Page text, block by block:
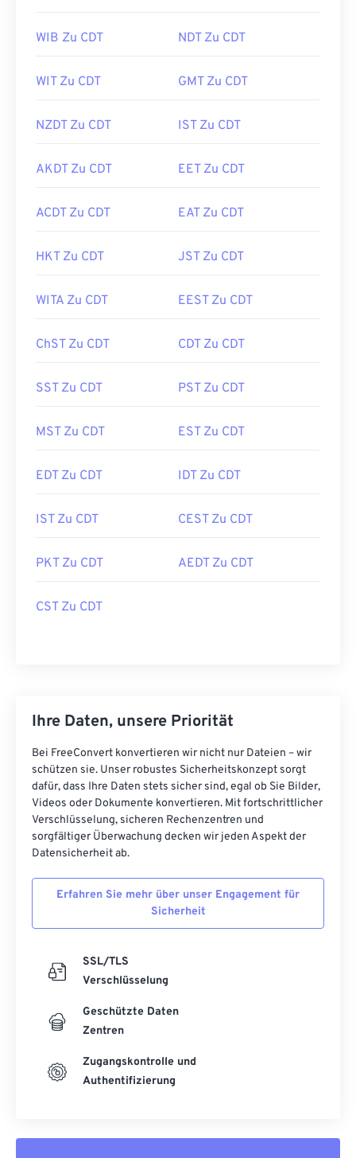
WIB Zu CDT NDT Zu CDT
WIT Zu CDT GMT Zu CDT
NZDT Zu CDT IST Zu CDT
AKDT Zu CDT EET Zu CDT
ACDT Zu CDT EAT Zu CDT
HKT Zu CDT JST Zu CDT
WITA Zu CDT EEST Zu CDT
ChST Zu CDT CDT Zu CDT
SST Zu CDT PST Zu CDT
MST Zu CDT EST Zu CDT
EDT Zu CDT IDT Zu CDT
IST Zu CDT CEST Zu CDT
PKT Zu CDT AEDT Zu CDT
CST Zu CDT
Ihre Daten, unsere Priorität
Bei FreeConvert konvertieren wir nicht nur Dateien – wir
schützen sie. Unser robustes Sicherheitskonzept sorgt
dafür, dass Ihre Daten stets sicher sind, egal ob Sie Bilder,
Videos oder Dokumente konvertieren. Mit fortschrittlicher
Verschlüsselung, sicheren Rechenzentren und
sorgfältiger Überwachung decken wir jeden Aspekt der
Datensicherheit ab.
Erfahren Sie mehr über unser Engagement für
Sicherheit
SSL/TLS
Verschlüsselung
Geschützte Daten
Zentren
Zugangskontrolle und
Authentifizierung